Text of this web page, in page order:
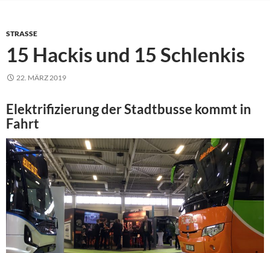
STRASSE
15 Hackis und 15 Schlenkis
22. MÄRZ 2019
Elektrifizierung der Stadtbusse kommt in
Fahrt